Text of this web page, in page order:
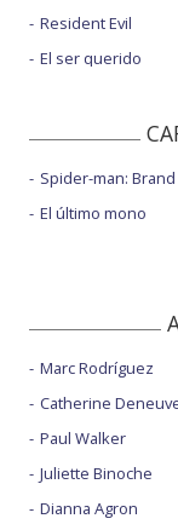
Resident Evil
El ser querido
Spider-man:
El último mono
Marc Rodríguez
Catherine
Paul Walker
Juliette Binoche
Dianna Agron